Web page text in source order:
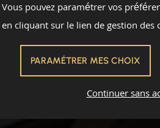
solutions pensées pour
à tous les budgets et
tous les besoins.
Vous pouvez paramétrer vos
en cliquant sur le lien de gestion des
PARAMÉTRER MES CHOIX
Continuer sans